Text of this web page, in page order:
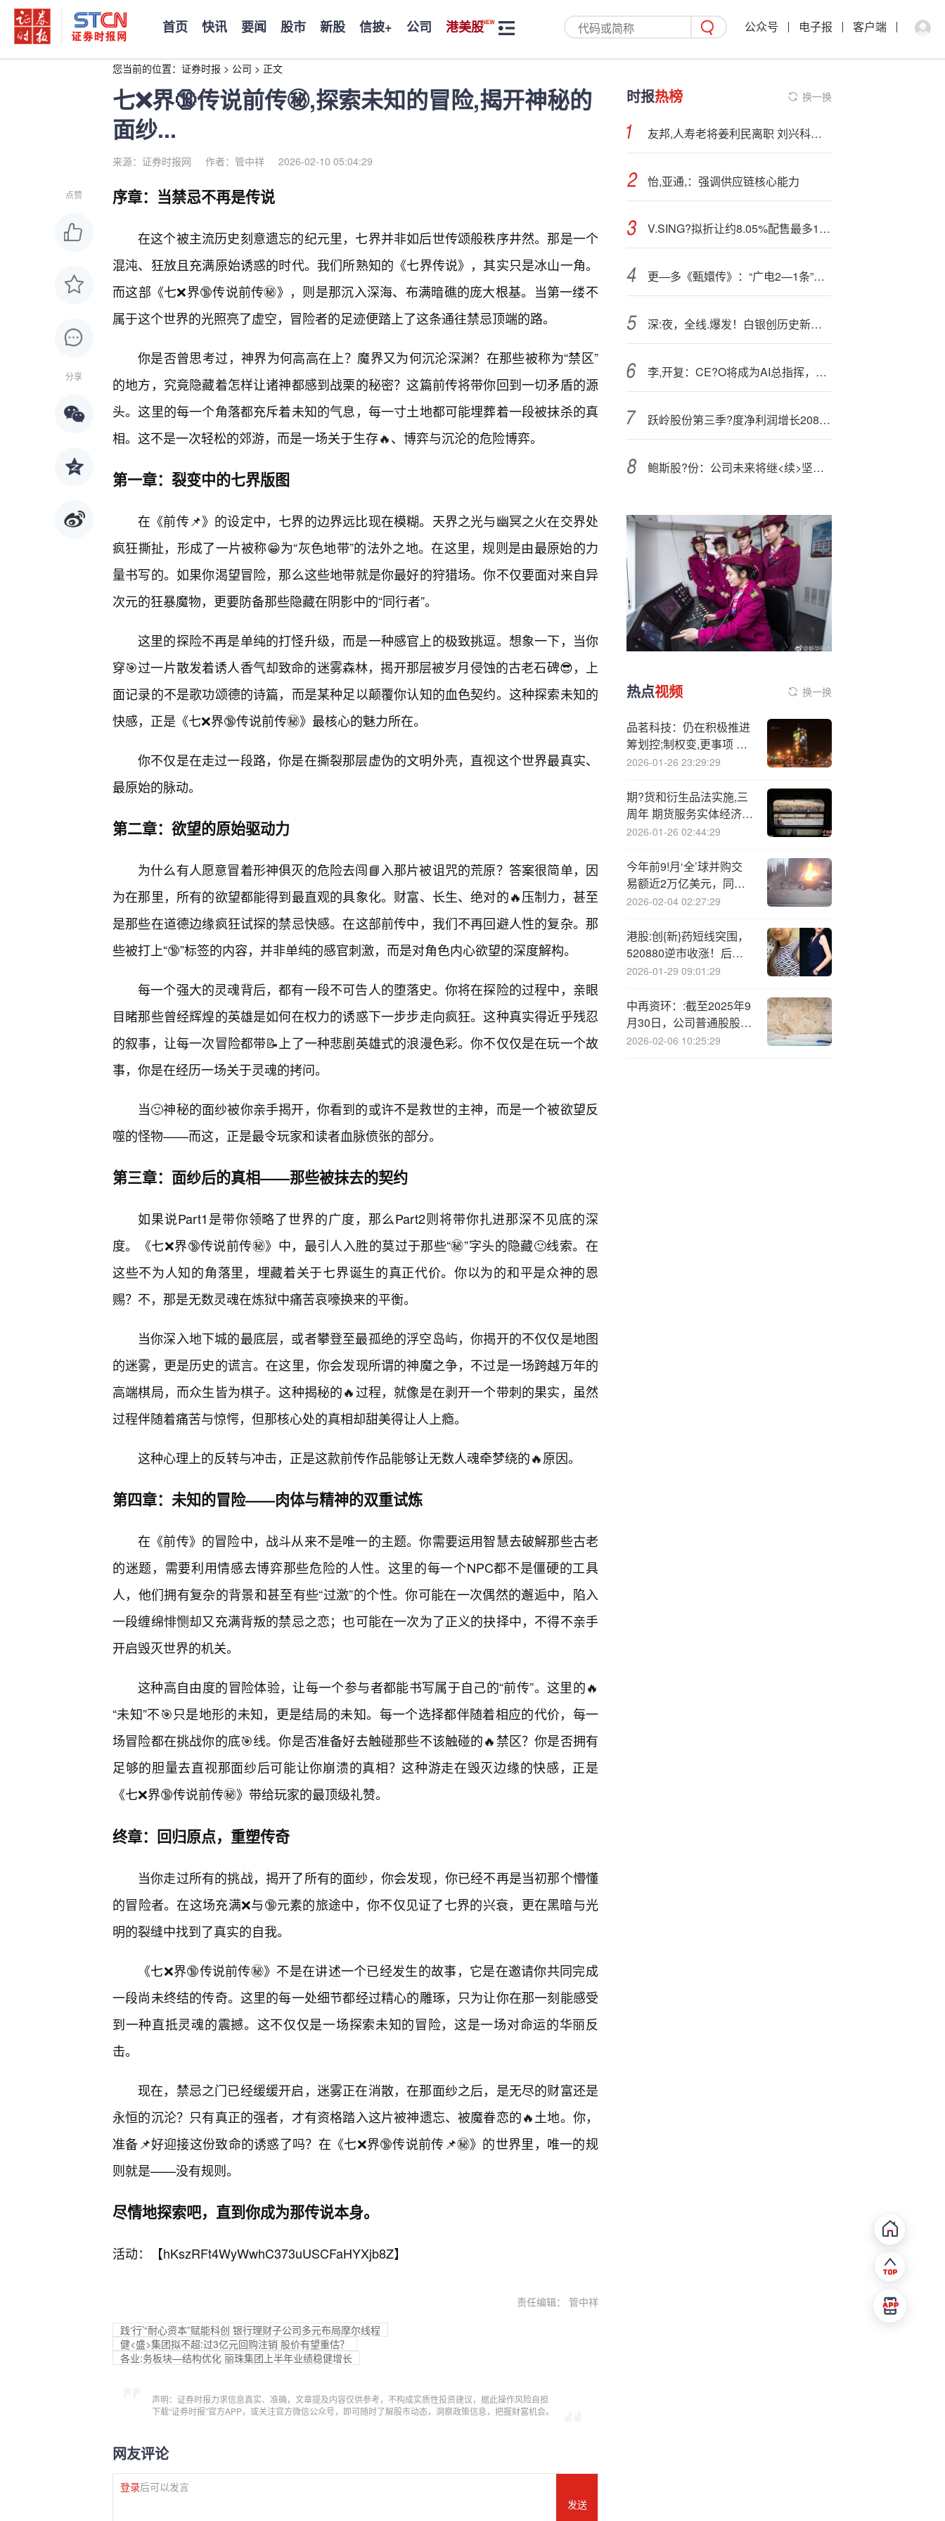
首页 快讯 要闻 股市 新股 信披+ 公司 港美股 公众号 电子报 客户端
您当前的位置： 证券时报 > 公司 > 正文
七❌界🔞传说前传㊙️,探索未知的冒险,揭开神秘的
面纱...
来源：证券时报网 作者：管中祥 2026-02-10 05:04:29
点赞
分享
序章：当禁忌不再是传说
在这个被主流历史刻意遗忘的纪元里，七界并非如后世传颂般秩序井然。那是一个
混沌、狂放且充满原始诱惑的时代。我们所熟知的《七界传说》，其实只是冰山一角。
而这部《七❌界🔞传说前传㊙️》，则是那沉入深海、布满暗礁的庞大根基。当第一缕不
属于这个世界的光照亮了虚空，冒险者的足迹便踏上了这条通往禁忌顶端的路。
你是否曾思考过，神界为何高高在上？魔界又为何沉沦深渊？在那些被称为“禁区”
的地方，究竟隐藏着怎样让诸神都感到战栗的秘密？这篇前传将带你回到一切矛盾的源
头。这里的每一个角落都充斥着未知的气息，每一寸土地都可能埋葬着一段被抹杀的真
相。这不是一次轻松的郊游，而是一场关于生存🔥、博弈与沉沦的危险博弈。
第一章：裂变中的七界版图
在《前传📌》的设定中，七界的边界远比现在模糊。天界之光与幽冥之火在交界处
疯狂撕扯，形成了一片被称😁为“灰色地带”的法外之地。在这里，规则是由最原始的力
量书写的。如果你渴望冒险，那么这些地带就是你最好的狩猎场。你不仅要面对来自异
次元的狂暴魔物，更要防备那些隐藏在阴影中的“同行者”。
这里的探险不再是单纯的打怪升级，而是一种感官上的极致挑逗。想象一下，当你
穿🎯过一片散发着诱人香气却致命的迷雾森林，揭开那层被岁月侵蚀的古老石碑😎，上
面记录的不是歌功颂德的诗篇，而是某种足以颠覆你认知的血色契约。这种探索未知的
快感，正是《七❌界🔞传说前传㊙️》最核心的魅力所在。
你不仅是在走过一段路，你是在撕裂那层虚伪的文明外壳，直视这个世界最真实、
最原始的脉动。
第二章：欲望的原始驱动力
为什么有人愿意冒着形神俱灭的危险去闯📘入那片被诅咒的荒原？答案很简单，因
为在那里，所有的欲望都能得到最直观的具象化。财富、长生、绝对的🔥压制力，甚至
是那些在道德边缘疯狂试探的禁忌快感。在这部前传中，我们不再回避人性的复杂。那
些被打上“🔞”标签的内容，并非单纯的感官刺激，而是对角色内心欲望的深度解构。
每一个强大的灵魂背后，都有一段不可告人的堕落史。你将在探险的过程中，亲眼
目睹那些曾经辉煌的英雄是如何在权力的诱惑下一步步走向疯狂。这种真实得近乎残忍
的叙事，让每一次冒险都带📝上了一种悲剧英雄式的浪漫色彩。你不仅仅是在玩一个故
事，你是在经历一场关于灵魂的拷问。
当🙂神秘的面纱被你亲手揭开，你看到的或许不是救世的主神，而是一个被欲望反
噬的怪物——而这，正是最令玩家和读者血脉偾张的部分。
第三章：面纱后的真相——那些被抹去的契约
如果说Part1是带你领略了世界的广度，那么Part2则将带你扎进那深不见底的深
度。《七❌界🔞传说前传㊙️》中，最引人入胜的莫过于那些“㊙️”字头的隐藏🙂线索。在
这些不为人知的角落里，埋藏着关于七界诞生的真正代价。你以为的和平是众神的恩
赐？不，那是无数灵魂在炼狱中痛苦哀嚎换来的平衡。
当你深入地下城的最底层，或者攀登至最孤绝的浮空岛屿，你揭开的不仅仅是地图
的迷雾，更是历史的谎言。在这里，你会发现所谓的神魔之争，不过是一场跨越万年的
高端棋局，而众生皆为棋子。这种揭秘的🔥过程，就像是在剥开一个带刺的果实，虽然
过程伴随着痛苦与惊愕，但那核心处的真相却甜美得让人上瘾。
这种心理上的反转与冲击，正是这款前传作品能够让无数人魂牵梦绕的🔥原因。
第四章：未知的冒险——肉体与精神的双重试炼
在《前传》的冒险中，战斗从来不是唯一的主题。你需要运用智慧去破解那些古老
的迷题，需要利用情感去博弈那些危险的人性。这里的每一个NPC都不是僵硬的工具
人，他们拥有复杂的背景和甚至有些“过激”的个性。你可能在一次偶然的邂逅中，陷入
一段缠绵悱恻却又充满背叛的禁忌之恋；也可能在一次为了正义的抉择中，不得不亲手
开启毁灭世界的机关。
这种高自由度的冒险体验，让每一个参与者都能书写属于自己的“前传”。这里的🔥
“未知”不🎯只是地形的未知，更是结局的未知。每一个选择都伴随着相应的代价，每一
场冒险都在挑战你的底🎯线。你是否准备好去触碰那些不该触碰的🔥禁区？你是否拥有
足够的胆量去直视那面纱后可能让你崩溃的真相？这种游走在毁灭边缘的快感，正是
《七❌界🔞传说前传㊙️》带给玩家的最顶级礼赞。
终章：回归原点，重塑传奇
当你走过所有的挑战，揭开了所有的面纱，你会发现，你已经不再是当初那个懵懂
的冒险者。在这场充满❌与🔞元素的旅途中，你不仅见证了七界的兴衰，更在黑暗与光
明的裂缝中找到了真实的自我。
《七❌界🔞传说前传㊙️》不是在讲述一个已经发生的故事，它是在邀请你共同完成
一段尚未终结的传奇。这里的每一处细节都经过精心的雕琢，只为让你在那一刻能感受
到一种直抵灵魂的震撼。这不仅仅是一场探索未知的冒险，这是一场对命运的华丽反
击。
现在，禁忌之门已经缓缓开启，迷雾正在消散，在那面纱之后，是无尽的财富还是
永恒的沉沦？只有真正的强者，才有资格踏入这片被神遗忘、被魔眷恋的🔥土地。你，
准备📌好迎接这份致命的诱惑了吗？在《七❌界🔞传说前传📌㊙️》的世界里，唯一的规
则就是——没有规则。
尽情地探索吧，直到你成为那传说本身。
活动：【hKszRFt4WyWwhC373uUSCFaHYXjb8Z】
责任编辑： 管中祥
践‘行’“耐心资本”赋能科创 银行理财子公司多元布局摩尔线程
健<盛>集团拟不超:过3亿元回购注销 股价有望重估？
各业:务板块—结构优化 丽珠集团上半年业绩稳健增长
声明：证券时报力求信息真实、准确，文章提及内容仅供参考，不构成实质性投资建议，据此操作风险自担
下载“证券时报”官方APP，或关注官方微信公众号，即可随时了解股市动态，洞察政策信息，把握财富机会。
网友评论
登录后可以发言
发送
时报热榜 换一换
友邦,人寿老将姜利民离职 刘兴科接棒广东分公司
怡,亚通,：强调供应链核心能力
V.SING?拟折让约8.05%配售最多1.5亿股配售股份 净筹约5920万港元
更—多《甄嬛传》：“广电2—1条”能救爱奇艺们吗？
深:夜，全线.爆发！白银创历史新高！
李,开复：CE?O将成为AI总指挥，未来将出现一人独角兽公司
跃岭股份第三季?度净利润增长208% 整体经营质量稳步回升
鲍斯股?份：公司未来将继<续>坚持高端制造和智能制造的发展方向
热点视频 换一换
品茗科技：仍在积极推进
筹划控;制权变,更事项 股
票继续停牌
2026-01-26 23:29:29
期?货和衍生品法实施,三
周年 期货服务实体经济能
力不断增强
2026-01-26 02:44:29
今年前9!月‘全’球并购交
易额近2万亿美元，同比
增长10%
2026-02-04 02:27:29
港股:创{新}药短线突围，
520880逆市收涨！后市
怎么走？高盛：关注美联
2026-01-29 09:01:29
中再资环：:截至2025年9
月30日，公司普通股股东
总数为45804户
2026-02-06 10:25:29